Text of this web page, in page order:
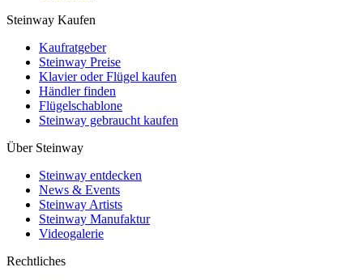
Steinway Kaufen
Kaufratgeber
Steinway Preise
Klavier oder Flügel kaufen
Händler finden
Flügelschablone
Steinway gebraucht kaufen
Über Steinway
Steinway entdecken
News & Events
Steinway Artists
Steinway Manufaktur
Videogalerie
Rechtliches